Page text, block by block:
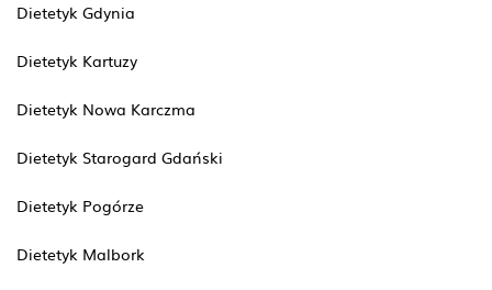
Dietetyk Gdynia
Dietetyk Kartuzy
Dietetyk Nowa Karczma
Dietetyk Starogard Gdański
Dietetyk Pogórze
Dietetyk Malbork